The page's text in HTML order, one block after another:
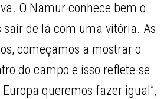
O Namur conhece bem o
sair de lá com uma vitória. As
começamos a mostrar o
do campo e isso reflete-se
queremos fazer igual”,